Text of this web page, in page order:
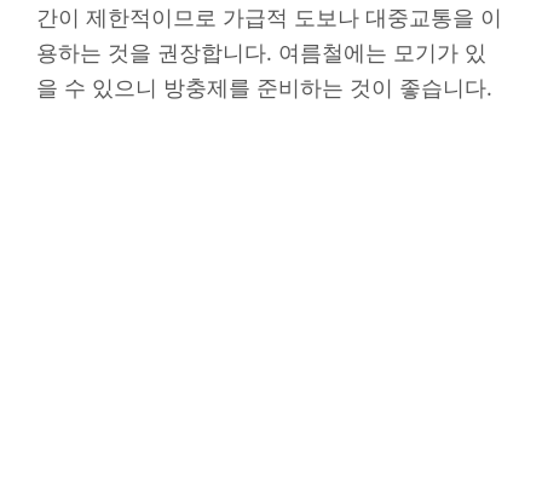
간이 제한적이므로 가급적 도보나 대중교통을 이
용하는 것을 권장합니다. 여름철에는 모기가 있
을 수 있으니 방충제를 준비하는 것이 좋습니다.